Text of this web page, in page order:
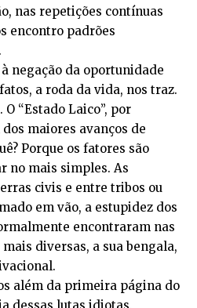
nas repetições contínuas
encontro padrões
negação da oportunidade
a roda da vida, nos traz.
“Estado Laico”, por
maiores avanços de
Porque os fatores são
no mais simples. As
civis e entre tribos ou
em vão, a estupidez dos
encontraram nas
diversas, a sua bengala,
além da primeira página do